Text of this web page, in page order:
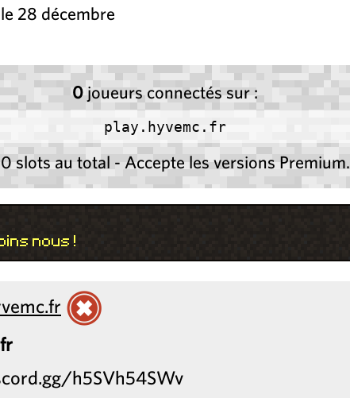
28 décembre
0 joueurs connectés sur :
play.hyvemc.fr
slots au total - Accepte les versions Premium.
nous !
h5SVh54SWv